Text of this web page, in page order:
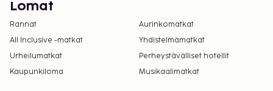
ottamalla yhteyttä majoituspaikkaan.
Yhteystiedot löytyvät varausvahvistuksesta.
Lomat
Rannat
Aurinkomatkat
All Inclusive -matkat
Yhdistelmämatkat
Urheilumatkat
Perheystävälliset hotellit
Kaupunkiloma
Musikaalimatkat